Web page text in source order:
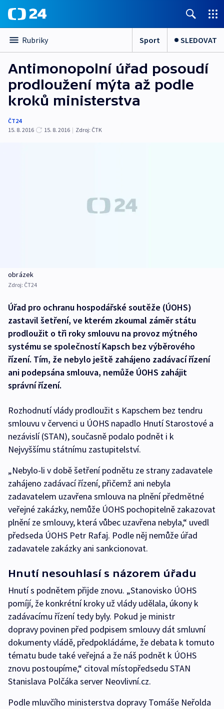
Rubriky Sport SLEDOVAT
Antimonopolní úřad posoudí
prodloužení mýta až podle
kroků ministerstva
ČT24
15. 8. 2016
15. 8. 2016 | Zdroj: ČTK
obrázek
Zdroj: ČT24
Úřad pro ochranu hospodářské soutěže (ÚOHS)
zastavil šetření, ve kterém zkoumal záměr státu
prodloužit o tři roky smlouvu na provoz mýtného
systému se společností Kapsch bez výběrového
řízení. Tím, že nebylo ještě zahájeno zadávací řízení
ani podepsána smlouva, nemůže ÚOHS zahájit
správní řízení.
Rozhodnutí vlády prodloužit s Kapschem bez tendru
smlouvu v červenci u ÚOHS napadlo Hnutí Starostové a
nezávislí (STAN), současně podalo podnět i k
Nejvyššímu státnímu zastupitelství.
„Nebylo-li v době šetření podnětu ze strany zadavatele
zahájeno zadávací řízení, přičemž ani nebyla
zadavatelem uzavřena smlouva na plnění předmětné
veřejné zakázky, nemůže ÚOHS pochopitelně zakazovat
plnění ze smlouvy, která vůbec uzavřena nebyla,“ uvedl
předseda ÚOHS Petr Rafaj. Podle něj nemůže úřad
zadavatele zakázky ani sankcionovat.
Hnutí nesouhlasí s názorem úřadu
Hnutí s podnětem přijde znovu. „Stanovisko ÚOHS
pomíjí, že konkrétní kroky už vlády udělala, úkony k
zadávacímu řízení tedy byly. Pokud je ministr
dopravy povinen před podpisem smlouvy dát smluvní
dokumenty vládě, předpokládáme, že debata k tomuto
tématu bude také veřejná a že náš podnět k ÚOHS
znovu postoupíme,“ citoval místopředsedu STAN
Stanislava Polčáka server Neovlivní.cz.
Podle mluvčího ministerstva dopravy Tomáše Neřolda